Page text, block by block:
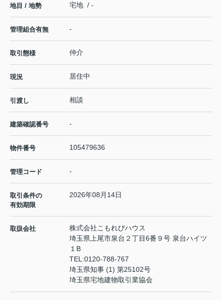
地目 / 地勢 宅地 / -
管理組合有無 -
取引態様 仲介
現況 居住中
引渡し 相談
建築確認番号 -
物件番号 105479636
管理コード -
取引条件の
有効期限
2026年08月14日
取扱会社
株式会社こもれびハウス
埼玉県上尾市泉台２丁目6番９号 泉台ハイツ
１B
TEL:0120-788-767
埼玉県知事 (1) 第25102号
埼玉県宅地建物取引業協会